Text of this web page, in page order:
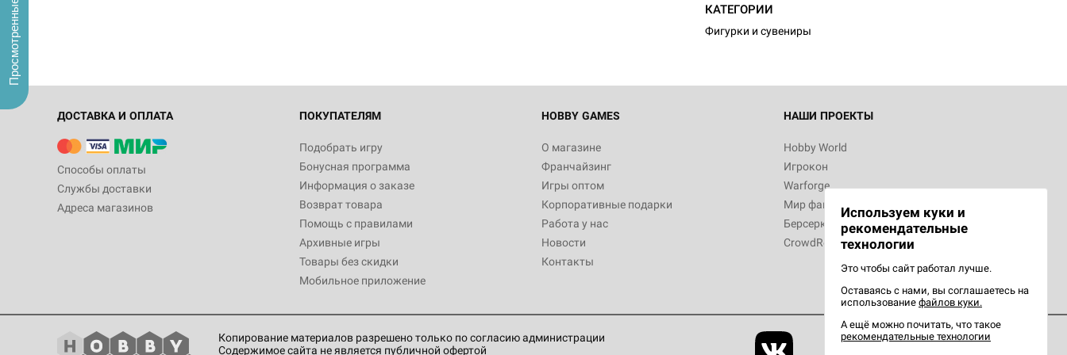
КАТЕГОРИИ
Фигурки и сувениры
ДОСТАВКА И ОПЛАТА
Способы оплаты
Службы доставки
Адреса магазинов
ПОКУПАТЕЛЯМ
Подобрать игру
Бонусная программа
Информация о заказе
Возврат товара
Помощь с правилами
Архивные игры
Товары без скидки
Мобильное приложение
HOBBY GAMES
О магазине
Франчайзинг
Игры оптом
Корпоративные подарки
Работа у нас
Новости
Контакты
НАШИ ПРОЕКТЫ
Hobby World
Игрокон
Warforge
Мир фантастики
Берсерк
CrowdRepublic
Копирование материалов разрешено только по согласию администрации
Содержимое сайта не является публичной офертой
Используем куки и
рекомендательные
технологии
Это чтобы сайт работал лучше.
Оставаясь с нами, вы соглашаетесь на
использование файлов куки.
А ещё можно почитать, что такое
рекомендательные технологии
Просмотренные
Белая смерть
12 990
Настольная игра Hobby World Берсерк.
3 490